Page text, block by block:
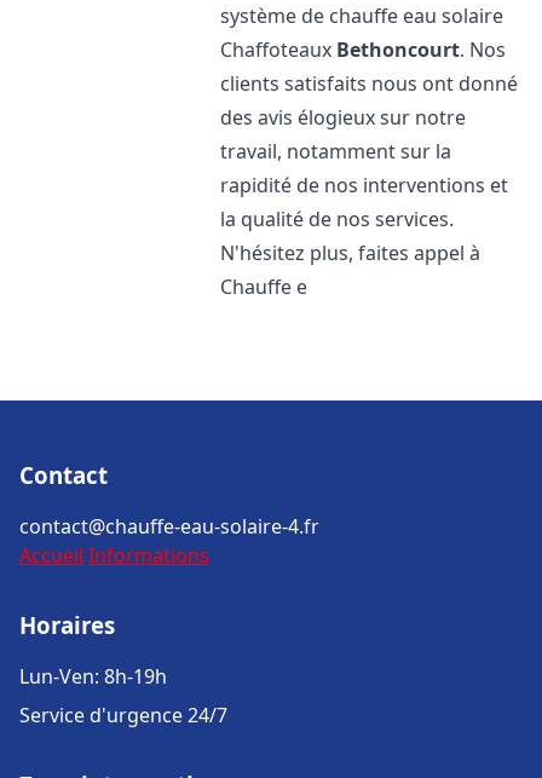
système de chauffe eau solaire
Chaffoteaux Bethoncourt. Nos
clients satisfaits nous ont donné
des avis élogieux sur notre
travail, notamment sur la
rapidité de nos interventions et
la qualité de nos services.
N'hésitez plus, faites appel à
Chauffe e
Contact
contact@chauffe-eau-solaire-4.fr
Accueil Informations
Horaires
Lun-Ven: 8h-19h
Service d'urgence 24/7